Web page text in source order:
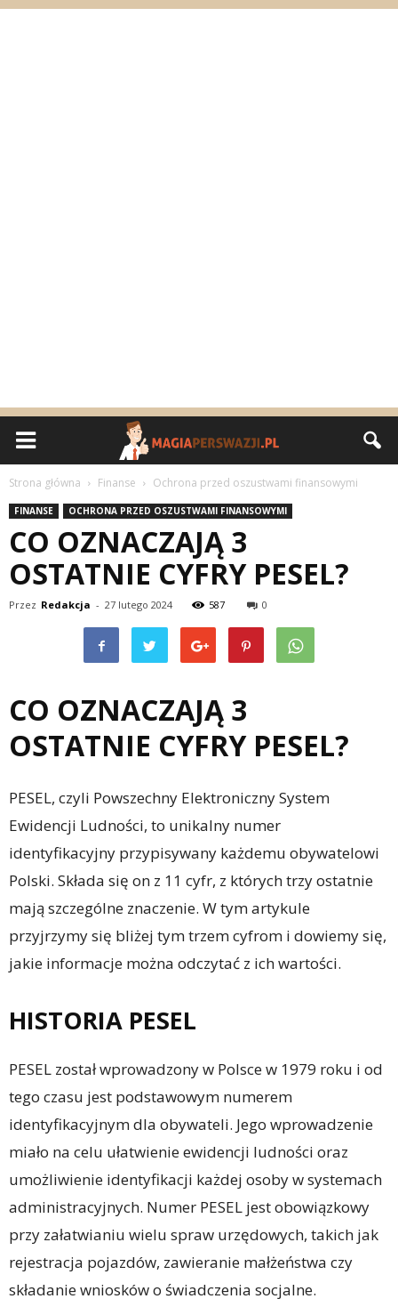
Strona główna Finanse Ochrona przed oszustwami finansowymi
FINANSE OCHRONA PRZED OSZUSTWAMI FINANSOWYMI
CO OZNACZAJĄ 3
OSTATNIE CYFRY PESEL?
Przez Redakcja - 27 lutego 2024 587 0
CO OZNACZAJĄ 3
OSTATNIE CYFRY PESEL?
PESEL, czyli Powszechny Elektroniczny System
Ewidencji Ludności, to unikalny numer
identyfikacyjny przypisywany każdemu obywatelowi
Polski. Składa się on z 11 cyfr, z których trzy ostatnie
mają szczególne znaczenie. W tym artykule
przyjrzymy się bliżej tym trzem cyfrom i dowiemy się,
jakie informacje można odczytać z ich wartości.
HISTORIA PESEL
PESEL został wprowadzony w Polsce w 1979 roku i od
tego czasu jest podstawowym numerem
identyfikacyjnym dla obywateli. Jego wprowadzenie
miało na celu ułatwienie ewidencji ludności oraz
umożliwienie identyfikacji każdej osoby w systemach
administracyjnych. Numer PESEL jest obowiązkowy
przy załatwianiu wielu spraw urzędowych, takich jak
rejestracja pojazdów, zawieranie małżeństwa czy
składanie wniosków o świadczenia socjalne.